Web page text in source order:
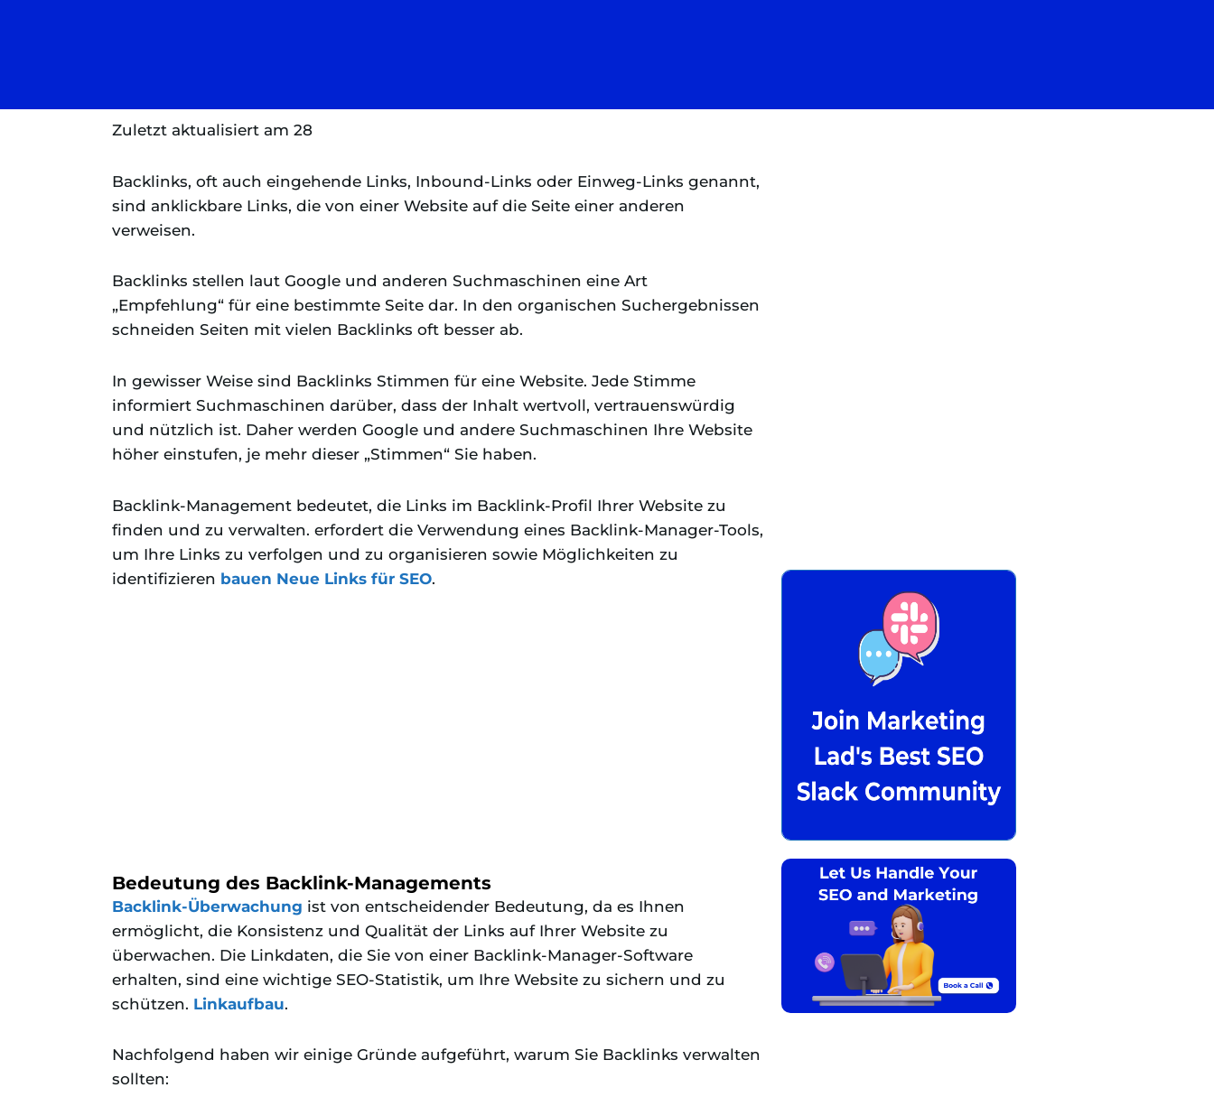
Zuletzt aktualisiert am 28
Backlinks, oft auch eingehende Links, Inbound-Links oder Einweg-Links genannt,
sind anklickbare Links, die von einer Website auf die Seite einer anderen
verweisen.
Backlinks stellen laut Google und anderen Suchmaschinen eine Art
„Empfehlung“ für eine bestimmte Seite dar. In den organischen Suchergebnissen
schneiden Seiten mit vielen Backlinks oft besser ab.
In gewisser Weise sind Backlinks Stimmen für eine Website. Jede Stimme
informiert Suchmaschinen darüber, dass der Inhalt wertvoll, vertrauenswürdig
und nützlich ist. Daher werden Google und andere Suchmaschinen Ihre Website
höher einstufen, je mehr dieser „Stimmen“ Sie haben.
Backlink-Management bedeutet, die Links im Backlink-Profil Ihrer Website zu
finden und zu verwalten. erfordert die Verwendung eines Backlink-Manager-Tools,
um Ihre Links zu verfolgen und zu organisieren sowie Möglichkeiten zu
identifizieren bauen Neue Links für SEO.
Bedeutung des Backlink-Managements
Backlink-Überwachung ist von entscheidender Bedeutung, da es Ihnen
ermöglicht, die Konsistenz und Qualität der Links auf Ihrer Website zu
überwachen. Die Linkdaten, die Sie von einer Backlink-Manager-Software
erhalten, sind eine wichtige SEO-Statistik, um Ihre Website zu sichern und zu
schützen. Linkaufbau.
Nachfolgend haben wir einige Gründe aufgeführt, warum Sie Backlinks verwalten
sollten: